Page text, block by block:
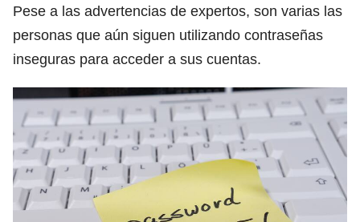
Pese a las advertencias de expertos, son varias las
personas que aún siguen utilizando contraseñas
inseguras para acceder a sus cuentas.